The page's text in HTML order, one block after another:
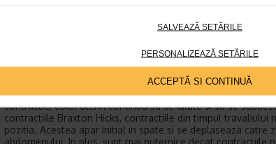
SALVEAZĂ SETĂRILE
PERSONALIZEAZĂ SETĂRILE
ACCEPTĂ SI CONTINUĂ
- A doua etapa presupune impingerea si nasterea.
Travaliul timpuriu
In aceasta faza, vei simti contractii uterine pe care cu greu
contractie, colul uterin continua sa se dilate si sa se
contractiile Braxton Hicks, contractiile din timpul travaliului
pozitia. Acestea apar initial in spate si se deplaseaza catre